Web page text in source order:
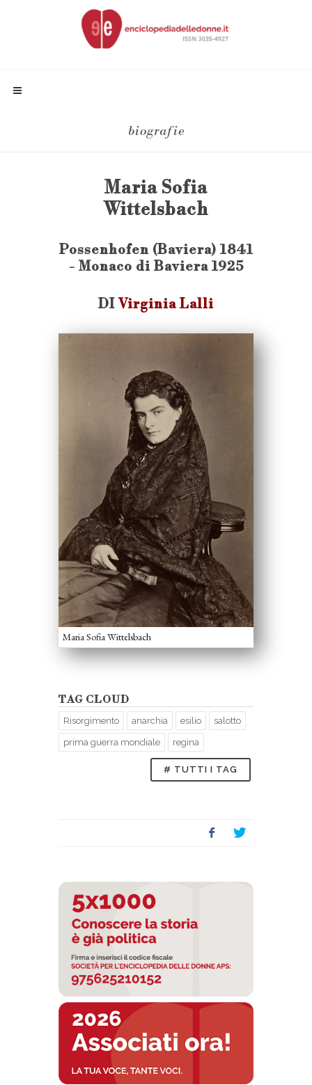
biografie
Maria Sofia
Wittelsbach
Possenhofen (Baviera) 1841
- Monaco di Baviera 1925
DIVirginia Lalli
Maria Sofia Wittelsbach
TAG CLOUD
Risorgimento anarchia esilio salotto
prima guerra mondiale regina
# TUTTI I TAG